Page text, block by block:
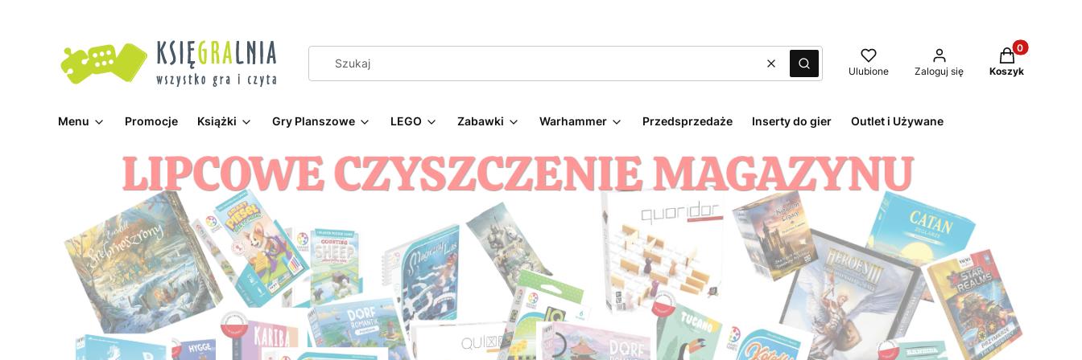
WyczyśćSzukaj Ulubione Zaloguj się
Produkty w
Koszyk
Menu Promocje Książki Gry Planszowe LEGO Zabawki Warhammer Przedsprzedaże Inserty do gier Outlet i Używane